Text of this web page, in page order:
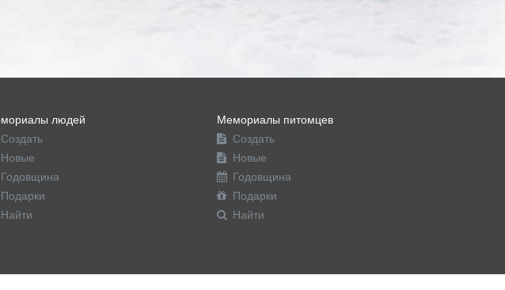
людей
Создать
Новые
Годовщина
Подарки
Найти
Мемориалы питомцев
Создать
Новые
Годовщина
Подарки
Найти